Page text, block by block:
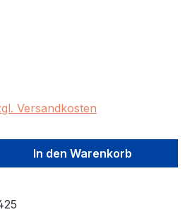
Versandkosten
Gib den
In den Warenkorb